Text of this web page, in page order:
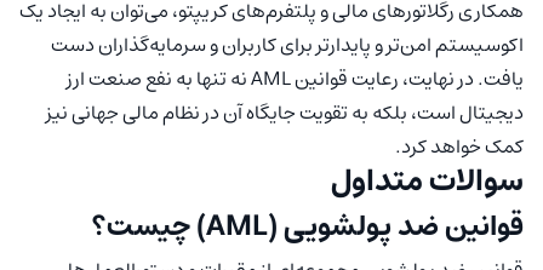
همکاری رگلاتورهای مالی و پلتفرم‌های کریپتو، می‌توان به ایجاد یک
اکوسیستم امن‌تر و پایدارتر برای کاربران و سرمایه‌گذاران دست
یافت. در نهایت، رعایت قوانین AML نه تنها به نفع صنعت ارز
دیجیتال است، بلکه به تقویت جایگاه آن در نظام مالی جهانی نیز
کمک خواهد کرد.
سوالات متداول
قوانین ضد پولشویی (AML) چیست؟